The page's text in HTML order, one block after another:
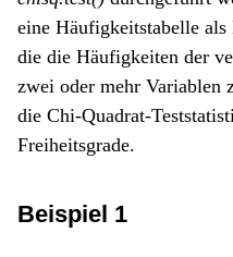
eine Häufigkeitstabelle
die die Häufigkeiten der
zwei oder mehr Variablen
die Chi-Quadrat-
Freiheitsgrade.
Beispiel 1